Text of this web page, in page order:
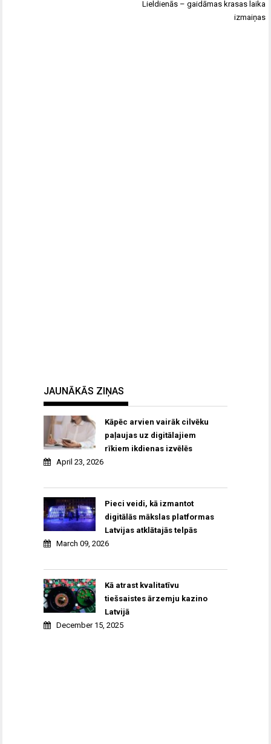
Lieldienās – gaidāmas krasas laika
izmaiņas
JAUNĀKĀS ZIŅAS
Kāpēc arvien vairāk cilvēku
paļaujas uz digitālajiem
rīkiem ikdienas izvēlēs
April 23, 2026
Pieci veidi, kā izmantot
digitālās mākslas platformas
Latvijas atklātajās telpās
March 09, 2026
Kā atrast kvalitatīvu
tiešsaistes ārzemju kazino
Latvijā
December 15, 2025